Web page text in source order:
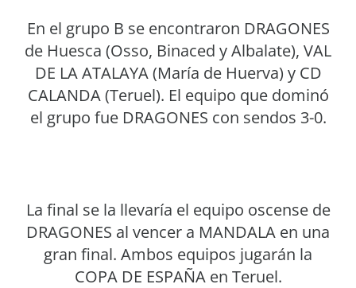
En el grupo B se encontraron DRAGONES
de Huesca (Osso, Binaced y Albalate), VAL
DE LA ATALAYA (María de Huerva) y CD
CALANDA (Teruel). El equipo que dominó
el grupo fue DRAGONES con sendos 3-0.
La final se la llevaría el equipo oscense de
DRAGONES al vencer a MANDALA en una
gran final. Ambos equipos jugarán la
COPA DE ESPAÑA en Teruel.